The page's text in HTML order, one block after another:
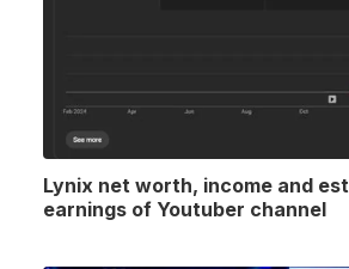
Lynix net worth, income and
earnings of Youtuber channel